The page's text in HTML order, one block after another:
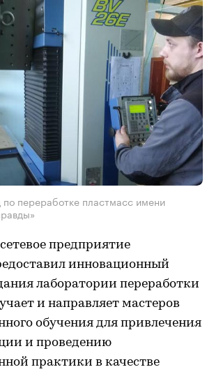
переработке пластмасс имени
предприятие
инновационный
лаборатории переработки
и направляет мастеров
обучения для привлечения
и проведению
практики в качестве